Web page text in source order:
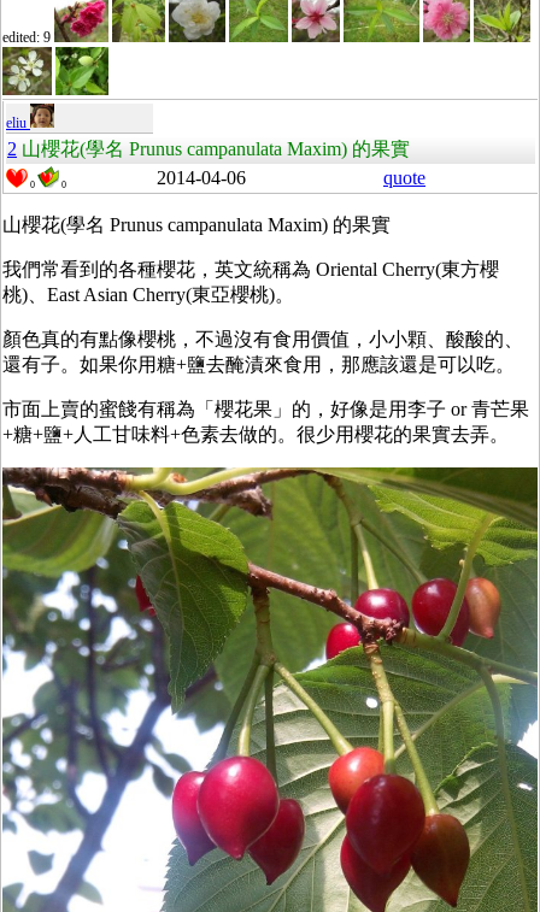
edited: 9
eliu
2 山櫻花(學名 Prunus campanulata Maxim) 的果實
0 0 2014-04-06 quote
山櫻花(學名 Prunus campanulata Maxim) 的果實
我們常看到的各種櫻花，英文統稱為 Oriental Cherry(東方櫻
桃)、East Asian Cherry(東亞櫻桃)。
顏色真的有點像櫻桃，不過沒有食用價值，小小顆、酸酸的、
還有子。如果你用糖+鹽去醃漬來食用，那應該還是可以吃。
市面上賣的蜜餞有稱為「櫻花果」的，好像是用李子 or 青芒果
+糖+鹽+人工甘味料+色素去做的。很少用櫻花的果實去弄。